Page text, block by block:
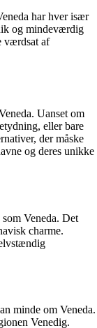
har hver især
og mindeværdig
værdsat af
Uanset om
eller bare
der måske
og deres unikke
Veneda. Det
charme.
minde om Veneda.
Venedig.